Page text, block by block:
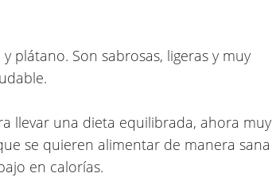
plátano. Son sabrosas, ligeras y muy
llevar una dieta equilibrada, ahora muy
se quieren alimentar de manera sana
en calorías.